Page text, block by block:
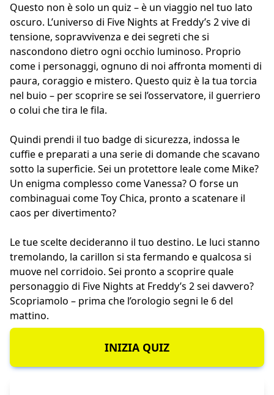
Questo non è solo un quiz – è un viaggio nel tuo lato
oscuro. L’universo di Five Nights at Freddy’s 2 vive di
tensione, sopravvivenza e dei segreti che si
nascondono dietro ogni occhio luminoso. Proprio
come i personaggi, ognuno di noi affronta momenti di
paura, coraggio e mistero. Questo quiz è la tua torcia
nel buio – per scoprire se sei l’osservatore, il guerriero
o colui che tira le fila.
Quindi prendi il tuo badge di sicurezza, indossa le
cuffie e preparati a una serie di domande che scavano
sotto la superficie. Sei un protettore leale come Mike?
Un enigma complesso come Vanessa? O forse un
combinaguai come Toy Chica, pronto a scatenare il
caos per divertimento?
Le tue scelte decideranno il tuo destino. Le luci stanno
tremolando, la carillon si sta fermando e qualcosa si
muove nel corridoio. Sei pronto a scoprire quale
personaggio di Five Nights at Freddy’s 2 sei davvero?
Scopriamolo – prima che l’orologio segni le 6 del
mattino.
INIZIA QUIZ